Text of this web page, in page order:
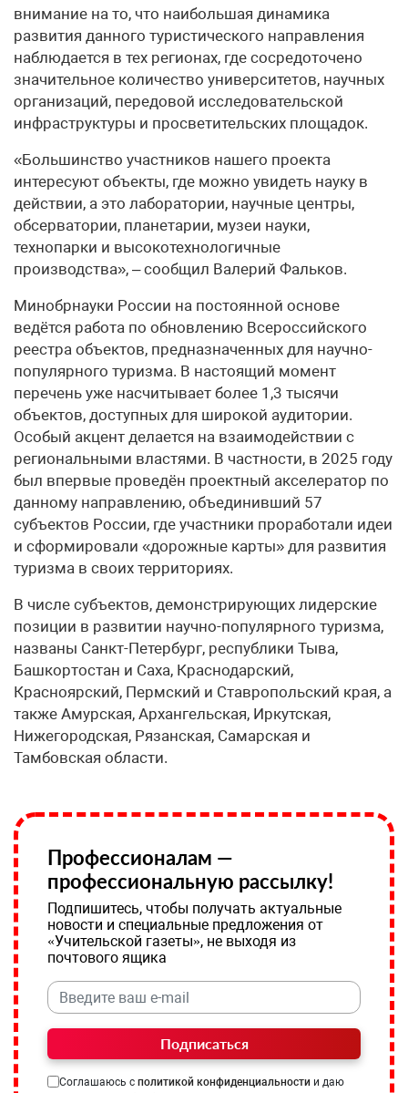
внимание на то, что наибольшая динамика
развития данного туристического направления
наблюдается в тех регионах, где сосредоточено
значительное количество университетов, научных
организаций, передовой исследовательской
инфраструктуры и просветительских площадок.
«Большинство участников нашего проекта
интересуют объекты, где можно увидеть науку в
действии, а это лаборатории, научные центры,
обсерватории, планетарии, музеи науки,
технопарки и высокотехнологичные
производства», – сообщил Валерий Фальков.
Минобрнауки России на постоянной основе
ведётся работа по обновлению Всероссийского
реестра объектов, предназначенных для научно-
популярного туризма. В настоящий момент
перечень уже насчитывает более 1,3 тысячи
объектов, доступных для широкой аудитории.
Особый акцент делается на взаимодействии с
региональными властями. В частности, в 2025 году
был впервые проведён проектный акселератор по
данному направлению, объединивший 57
субъектов России, где участники проработали идеи
и сформировали «дорожные карты» для развития
туризма в своих территориях.
В числе субъектов, демонстрирующих лидерские
позиции в развитии научно-популярного туризма,
названы Санкт-Петербург, республики Тыва,
Башкортостан и Саха, Краснодарский,
Красноярский, Пермский и Ставропольский края, а
также Амурская, Архангельская, Иркутская,
Нижегородская, Рязанская, Самарская и
Тамбовская области.
Профессионалам —
профессиональную рассылку!
Подпишитесь, чтобы получать актуальные
новости и специальные предложения от
«Учительской газеты», не выходя из
почтового ящика
Подписаться
Соглашаюсь с политикой конфиденциальности и даю